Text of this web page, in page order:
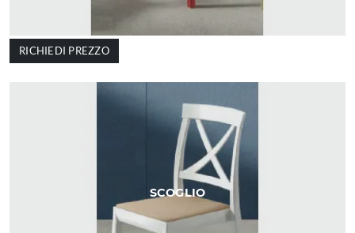
RICHIEDI PREZZO
SCOGLIO